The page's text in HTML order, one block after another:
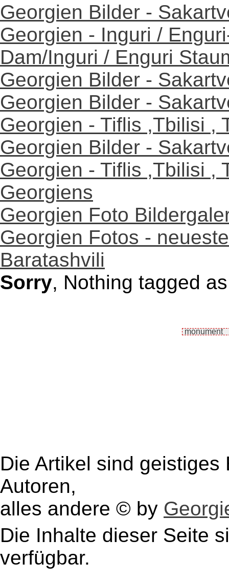
Georgien Bilder -
Georgien - Inguri /
Dam/Inguri / Enguri
Georgien Bilder -
Georgien Bilder -
Georgien - Tiflis ,Tbilisi ,
Georgien Bilder -
Georgien - Tiflis ,Tbilisi ,
Georgiens
Georgien Foto
Georgien Fotos -
Baratashvili
Sorry, Nothing tagged
Die Artikel sind
Autoren,
alles andere © by
Die Inhalte dieser Seite
verfügbar.